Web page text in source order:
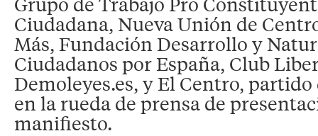
Ciudadana, Nueva Unión de
Más, Fundación Desarrollo y
Ciudadanos por España, Club
Demoleyes.es, y El Centro,
en la rueda de prensa de
manifiesto.